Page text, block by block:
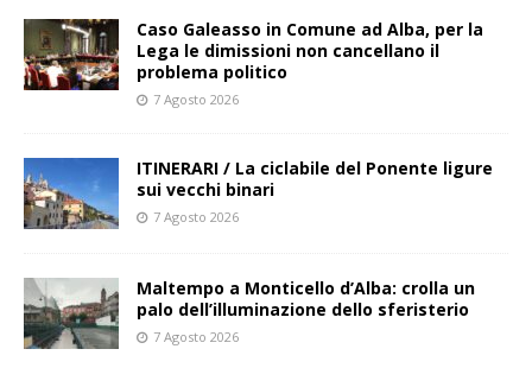
Caso Galeasso in Comune ad Alba, per la
Lega le dimissioni non cancellano il
problema politico
7 Agosto 2026
ITINERARI / La ciclabile del Ponente ligure
sui vecchi binari
7 Agosto 2026
Maltempo a Monticello d’Alba: crolla un
palo dell’illuminazione dello sferisterio
7 Agosto 2026